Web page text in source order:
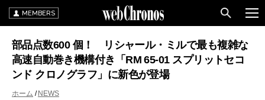
MEMBERS
部品点数600 個！ リシャール・ミルで最も複雑な
高速自動巻き機構付き「RM 65-01 スプリットセコ
ンド クロノグラフ」に新色が登場
ホーム NEWS